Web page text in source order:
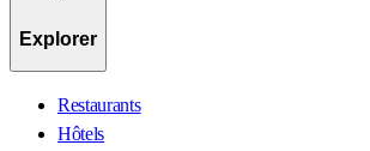
Explorer
Restaurants
Hôtels